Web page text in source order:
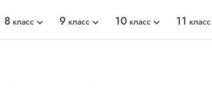
8 класс 9 класс 10 класс 11 класс